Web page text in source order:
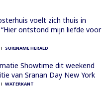
voelt zich thuis in
“Hier ontstond mijn liefde voor
SURINAME HERALD
Showtime dit weekend
van Sranan Day New York
WATERKANT